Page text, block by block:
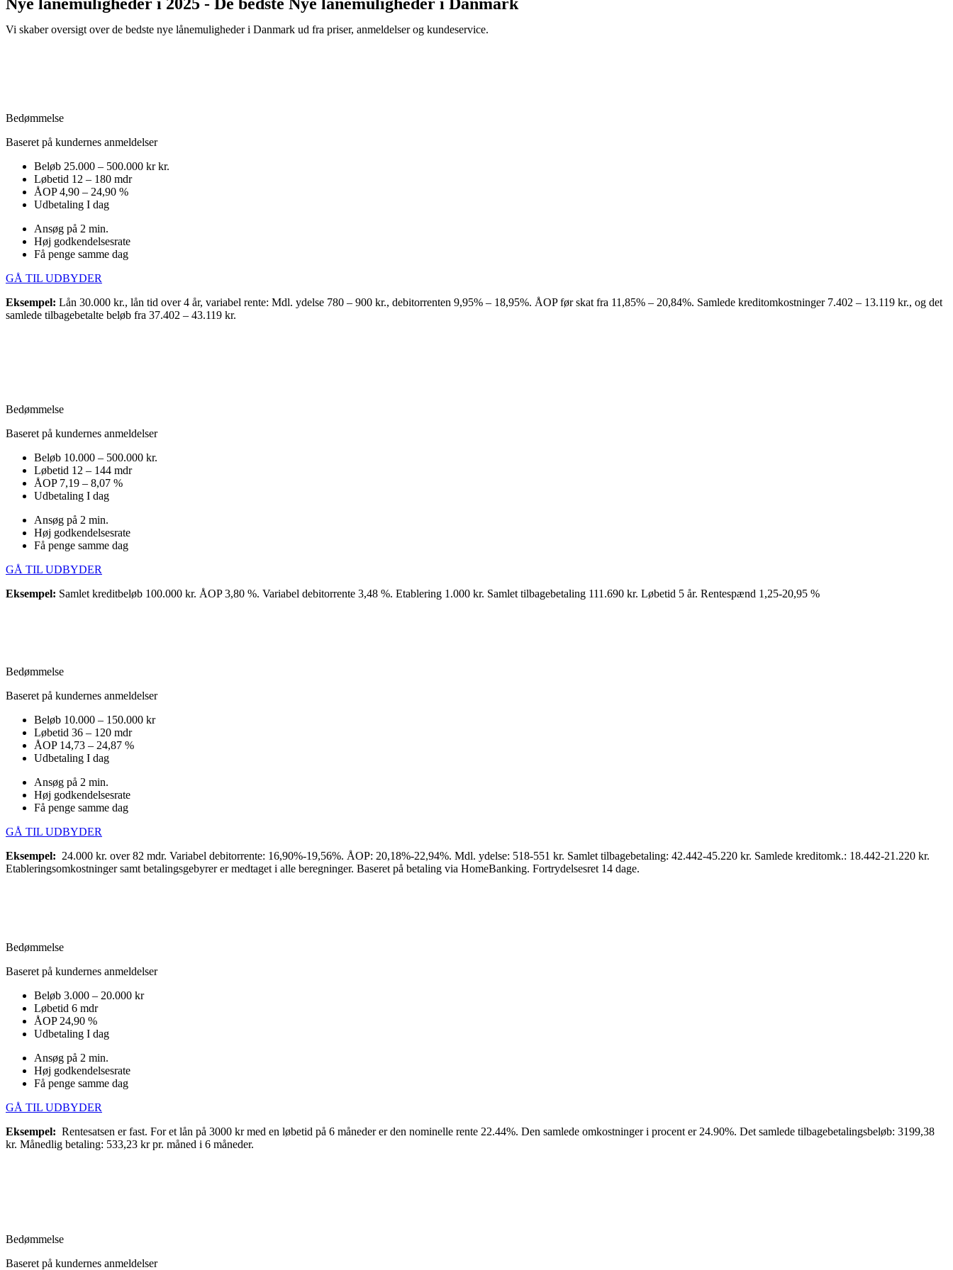
Nye lånemuligheder i 2025 - De bedste Nye lånemuligheder i Danmark
Vi skaber oversigt over de bedste nye lånemuligheder i Danmark ud fra priser, anmeldelser og kundeservice.
Bedømmelse
Baseret på kundernes anmeldelser
Beløb 25.000 – 500.000 kr kr.
Løbetid 12 – 180 mdr
ÅOP4,90 – 24,90 %
Udbetaling I dag
Ansøg på 2 min.
Høj godkendelsesrate
Få penge samme dag
GÅ TIL UDBYDER
Eksempel: Lån 30.000 kr., lån tid over 4 år, variabel rente: Mdl. ydelse 780 – 900 kr., debitorrenten 9,95% – 18,95%. ÅOP før skat fra 11,85% – 20,84%. Samlede kreditomkostninger 7.402 – 13.119 kr., og det
samlede tilbagebetalte beløb fra 37.402 – 43.119 kr.
Bedømmelse
Baseret på kundernes anmeldelser
Beløb 10.000 – 500.000 kr.
Løbetid 12 – 144 mdr
ÅOP7,19 – 8,07 %
Udbetaling I dag
Ansøg på 2 min.
Høj godkendelsesrate
Få penge samme dag
GÅ TIL UDBYDER
Eksempel: Samlet kreditbeløb 100.000 kr. ÅOP 3,80 %. Variabel debitorrente 3,48 %. Etablering 1.000 kr. Samlet tilbagebetaling 111.690 kr. Løbetid 5 år. Rentespænd 1,25-20,95 %
Bedømmelse
Baseret på kundernes anmeldelser
Beløb 10.000 – 150.000 kr
Løbetid 36 – 120 mdr
ÅOP14,73 – 24,87 %
Udbetaling I dag
Ansøg på 2 min.
Høj godkendelsesrate
Få penge samme dag
GÅ TIL UDBYDER
Eksempel: 24.000 kr. over 82 mdr. Variabel debitorrente: 16,90%-19,56%. ÅOP: 20,18%-22,94%. Mdl. ydelse: 518-551 kr. Samlet tilbagebetaling: 42.442-45.220 kr. Samlede kreditomk.: 18.442-21.220 kr.
Etableringsomkostninger samt betalingsgebyrer er medtaget i alle beregninger. Baseret på betaling via HomeBanking. Fortrydelsesret 14 dage.
Bedømmelse
Baseret på kundernes anmeldelser
Beløb 3.000 – 20.000 kr
Løbetid 6 mdr
ÅOP24,90 %
Udbetaling I dag
Ansøg på 2 min.
Høj godkendelsesrate
Få penge samme dag
GÅ TIL UDBYDER
Eksempel: Rentesatsen er fast. For et lån på 3000 kr med en løbetid på 6 måneder er den nominelle rente 22.44%. Den samlede omkostninger i procent er 24.90%. Det samlede tilbagebetalingsbeløb: 3199,38
kr. Månedlig betaling: 533,23 kr pr. måned i 6 måneder.
Bedømmelse
Baseret på kundernes anmeldelser